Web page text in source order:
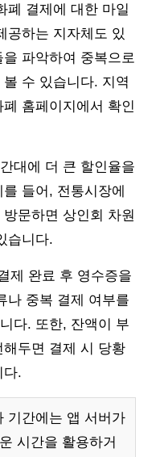
폐 결제에 대한 마일
공하는 지자체도 있
파악하여 중복으로
수 있습니다. 지역
홈페이지에서 확인
대에 더 큰 할인율을
들어, 전통시장에
문하면 상인회 차원
습니다.
제 완료 후 영수증을
나 중복 결제 여부를
다. 또한, 잔액이 부
두면 결제 시 당황
다.
기간에는 앱 서버가
시간을 활용하거